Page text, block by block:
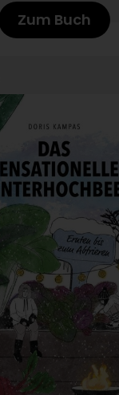
Zum Buch